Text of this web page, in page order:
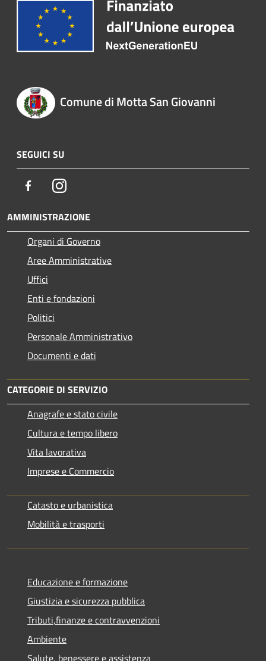
Comune di Motta San Giovanni
SEGUICI SU
FacebookInstagram
AMMINISTRAZIONE
Organi di Governo
Aree Amministrative
Uffici
Enti e fondazioni
Politici
Personale Amministrativo
Documenti e dati
CATEGORIE DI SERVIZIO
Anagrafe e stato civile
Cultura e tempo libero
Vita lavorativa
Imprese e Commercio
Catasto e urbanistica
Mobilità e trasporti
Educazione e formazione
Giustizia e sicurezza pubblica
Tributi,finanze e contravvenzioni
Ambiente
Salute, benessere e assistenza